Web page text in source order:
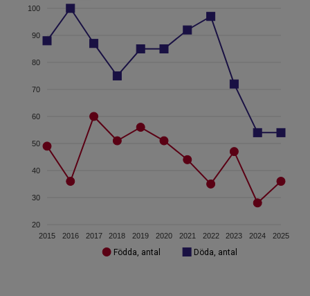
2015 2016 2017 2018 2019 2020 2021 2022 2023 2024 2025
20
30
40
50
60
70
80
90
100
Födda, antal Döda, antal